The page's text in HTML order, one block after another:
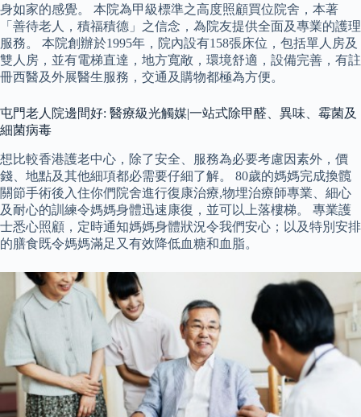
身如家的感覺。 本院為甲級標準之高度照顧買位院舍，本著
「善待老人，積福積德」之信念，為院友提供全面及專業的護理
服務。 本院創辦於1995年，院內設有158張床位，包括單人房及
雙人房，並有電梯直達，地方寬敞，環境舒適，設備完善，有註
冊西醫及外展醫生服務，交通及購物都極為方便。
屯門老人院邊間好: 醫療級光觸媒|一站式除甲醛、異味、霉菌及
細菌病毒
想比較香港護老中心，除了安全、服務為必要考慮因素外，價
錢、地點及其他細項都必需要仔細了解。 80歲的媽媽完成換髖
關節手術後入住你們院舍進行復康治療,物埋治療師專業、細心
及耐心的訓練令媽媽身體迅速康復，並可以上落樓梯。 專業護
士悉心照顧，定時通知媽媽身體狀況令我們安心；以及特別安排
的膳食既令媽媽滿足又有效降低血糖和血脂。